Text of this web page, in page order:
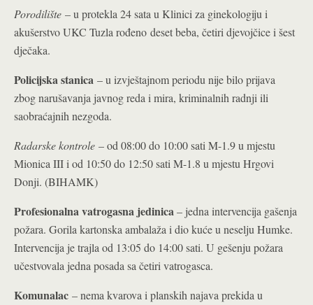
Porodilište – u protekla 24 sata u Klinici za ginekologiju i
akušerstvo UKC Tuzla rođeno deset beba, četiri djevojčice i šest
dječaka.
Policijska stanica – u izvještajnom periodu nije bilo prijava
zbog narušavanja javnog reda i mira, kriminalnih radnji ili
saobraćajnih nezgoda.
Radarske kontrole – od 08:00 do 10:00 sati M-1.9 u mjestu
Mionica III i od 10:50 do 12:50 sati M-1.8 u mjestu Hrgovi
Donji. (BIHAMK)
Profesionalna vatrogasna jedinica– jedna intervencija gašenja
požara. Gorila kartonska ambalaža i dio kuće u neselju Humke.
Intervencija je trajla od 13:05 do 14:00 sati. U gešenju požara
učestvovala jedna posada sa četiri vatrogasca.
Komunalac – nema kvarova i planskih najava prekida u